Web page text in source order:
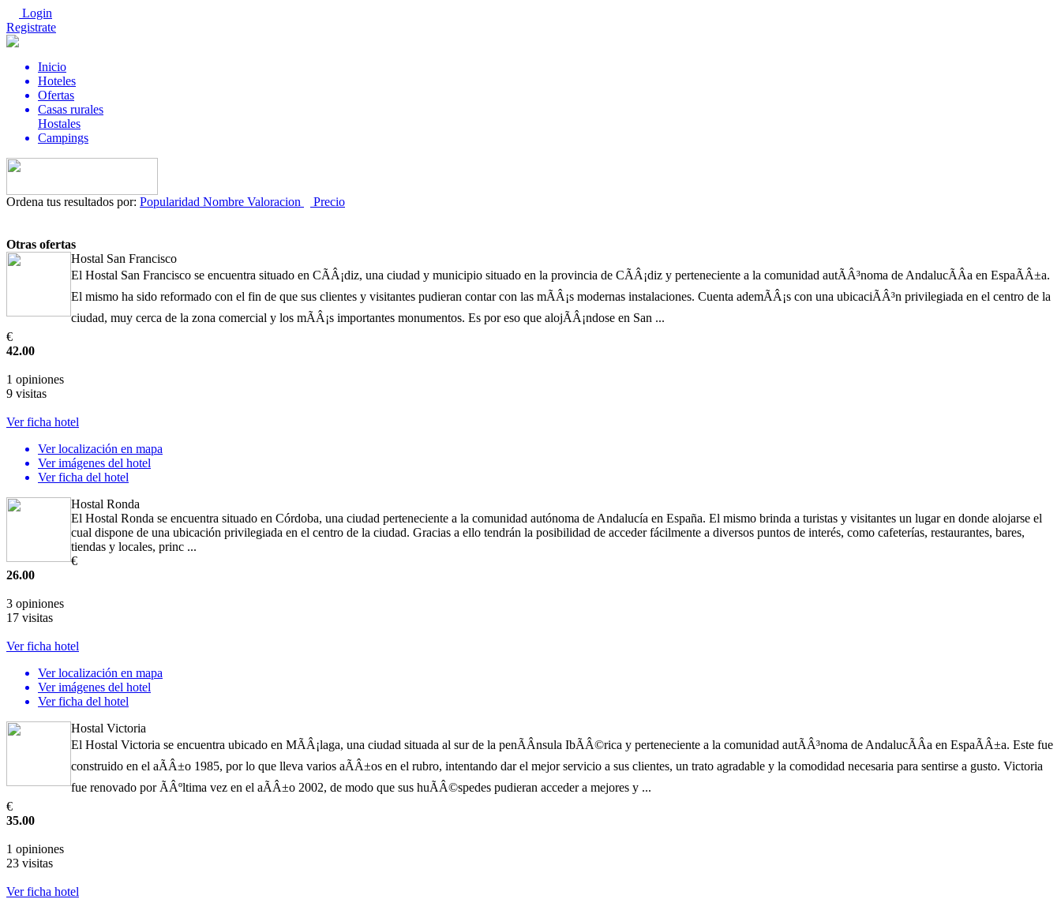
Login
Registrate
Inicio
Hoteles
Ofertas
Casas rurales
Hostales
Campings
Ordena tus resultados por: Popularidad Nombre Valoracion Precio
Otras ofertas
Hostal San Francisco
El Hostal San Francisco se encuentra situado en CÃÂ¡diz, una ciudad y municipio situado en la provincia de CÃÂ¡diz y perteneciente a la comunidad autÃÂ³noma de AndalucÃÂ­a en EspaÃÂ±a.
El mismo ha sido reformado con el fin de que sus clientes y visitantes pudieran contar con las mÃÂ¡s modernas instalaciones. Cuenta ademÃÂ¡s con una ubicaciÃÂ³n privilegiada en el centro de la
ciudad, muy cerca de la zona comercial y los mÃÂ¡s importantes monumentos. Es por eso que alojÃÂ¡ndose en San ...
€
42.00
1 opiniones
9 visitas
Ver ficha hotel
Ver localización en mapa
Ver imágenes del hotel
Ver ficha del hotel
Hostal Ronda
El Hostal Ronda se encuentra situado en Córdoba, una ciudad perteneciente a la comunidad autónoma de Andalucía en España. El mismo brinda a turistas y visitantes un lugar en donde alojarse el
cual dispone de una ubicación privilegiada en el centro de la ciudad. Gracias a ello tendrán la posibilidad de acceder fácilmente a diversos puntos de interés, como cafeterías, restaurantes, bares,
tiendas y locales, princ ...
€
26.00
3 opiniones
17 visitas
Ver ficha hotel
Ver localización en mapa
Ver imágenes del hotel
Ver ficha del hotel
Hostal Victoria
El Hostal Victoria se encuentra ubicado en MÃÂ¡laga, una ciudad situada al sur de la penÃÂ­nsula IbÃÂ©rica y perteneciente a la comunidad autÃÂ³noma de AndalucÃÂ­a en EspaÃÂ±a. Este fue
construido en el aÃÂ±o 1985, por lo que lleva varios aÃÂ±os en el rubro, intentando dar el mejor servicio a sus clientes, un trato agradable y la comodidad necesaria para sentirse a gusto. Victoria
fue renovado por ÃÂºltima vez en el aÃÂ±o 2002, de modo que sus huÃÂ©spedes pudieran acceder a mejores y ...
€
35.00
1 opiniones
23 visitas
Ver ficha hotel